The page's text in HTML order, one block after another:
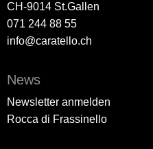
CH-9014 St.Gallen
071 244 88 55
info@caratello.ch
News
Newsletter anmelden
Rocca di Frassinello